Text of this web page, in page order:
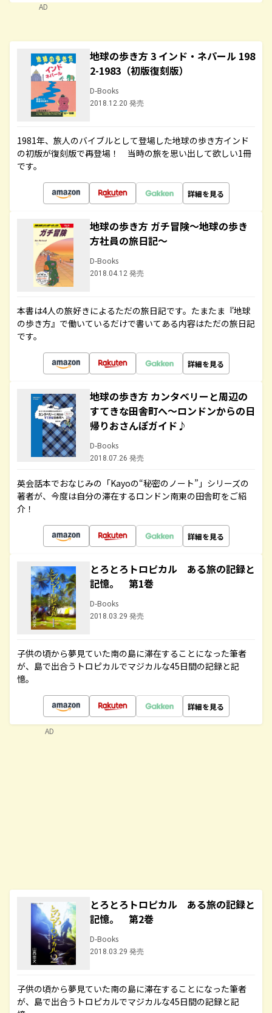
AD
地球の歩き方 3 インド・ネパール 198
2-1983（初版復刻版）
D-Books
2018.12.20 発売
1981年、旅人のバイブルとして登場した地球の歩き方インド
の初版が復刻版で再登場！ 当時の旅を思い出して欲しい1冊
です。
詳細を見る
地球の歩き方 ガチ冒険～地球の歩き
方社員の旅日記～
D-Books
2018.04.12 発売
本書は4人の旅好きによるただの旅日記です。たまたま『地球
の歩き方』で働いているだけで書いてある内容はただの旅日記
です。
詳細を見る
地球の歩き方 カンタベリーと周辺の
すてきな田舎町へ～ロンドンからの日
帰りおさんぽガイド♪
D-Books
2018.07.26 発売
英会話本でおなじみの「Kayoの“秘密のノート”」シリーズの
著者が、今度は自分の滞在するロンドン南東の田舎町をご紹
介！
詳細を見る
とろとろトロピカル ある旅の記録と
記憶。 第1巻
D-Books
2018.03.29 発売
子供の頃から夢見ていた南の島に滞在することになった筆者
が、島で出合うトロピカルでマジカルな45日間の記録と記
憶。
詳細を見る
とろとろトロピカル ある旅の記録と
記憶。 第2巻
D-Books
2018.03.29 発売
子供の頃から夢見ていた南の島に滞在することになった筆者
が、島で出合うトロピカルでマジカルな45日間の記録と記
AD